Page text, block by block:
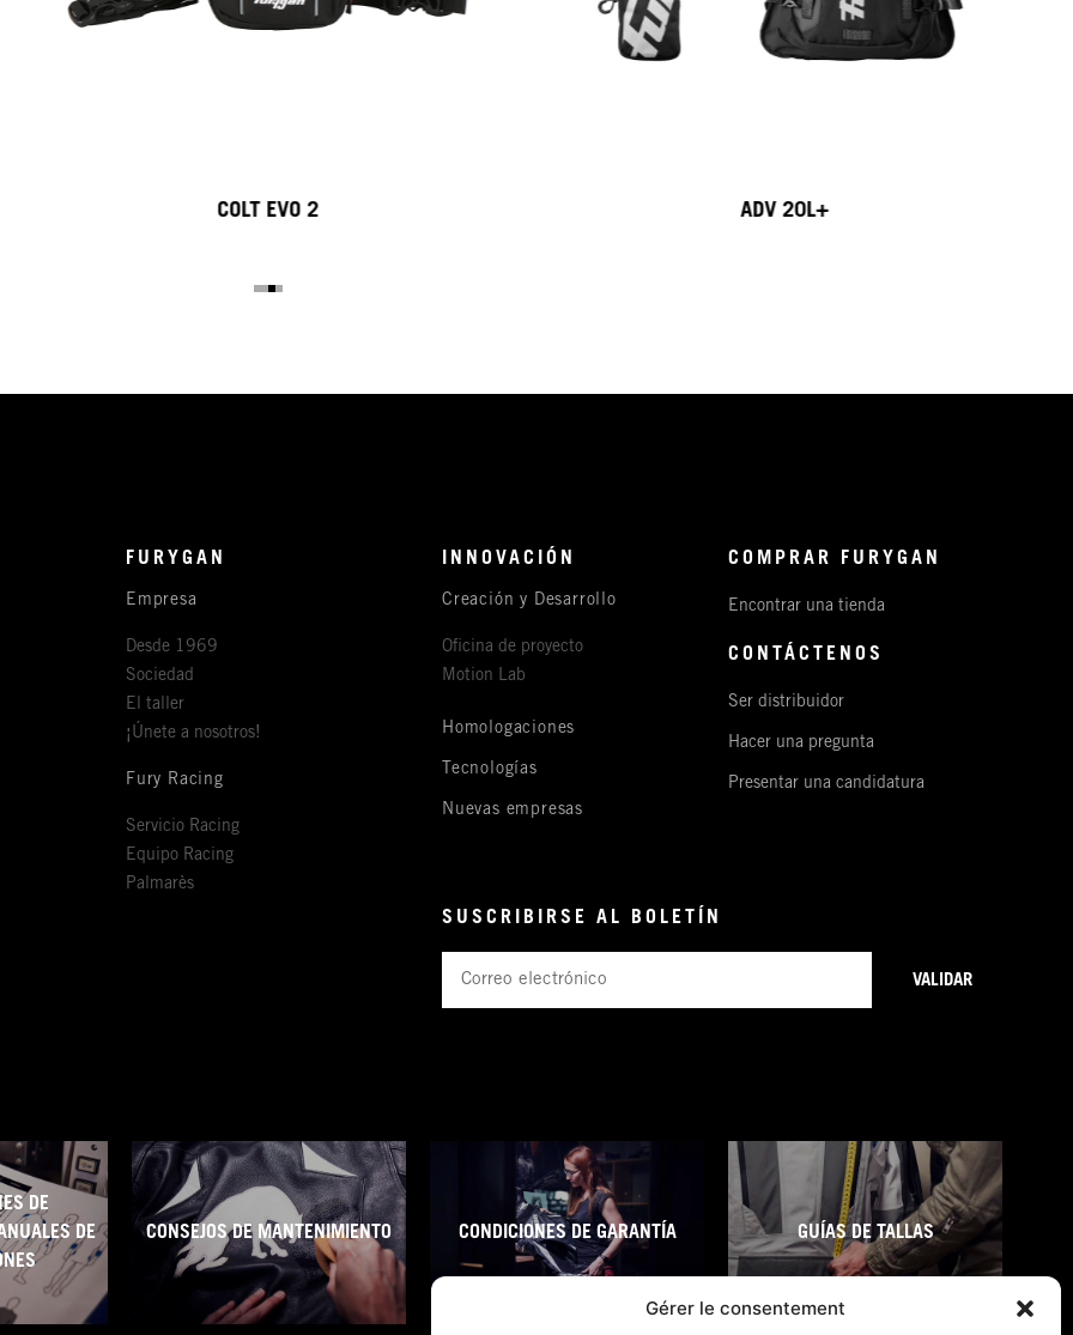
Gérer le consentement
COLT EVO 2 ADV 20L+
FURYGAN
Empresa
Desde 1969
Sociedad
El taller
¡Únete a nosotros!
Fury Racing
Servicio Racing
Equipo Racing
Palmarès
INNOVACIÓN
Creación y Desarrollo
Oficina de proyecto
Motion Lab
Homologaciones
Tecnologías
Nuevas empresas
COMPRAR FURYGAN
Encontrar una tienda
CONTÁCTENOS
Ser distribuidor
Hacer una pregunta
Presentar una candidatura
SUSCRIBIRSE AL BOLETÍN
VALIDAR
DE
DE
CONSEJOS DE MANTENIMIENTO CONDICIONES DE GARANTÍA GUÍAS DE TALLAS